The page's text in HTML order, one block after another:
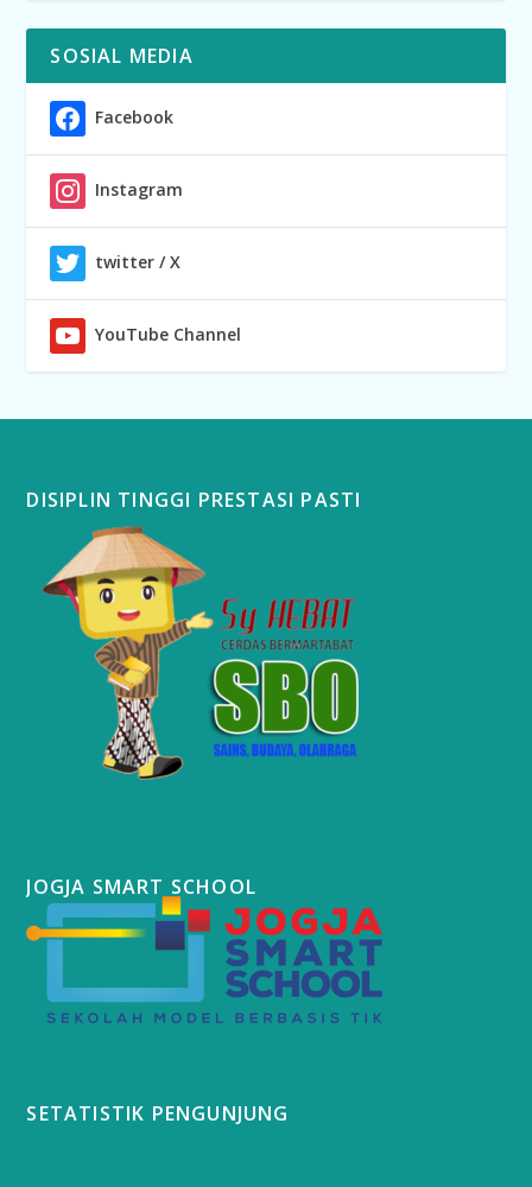
SOSIAL MEDIA
Facebook
Instagram
twitter / X
YouTube Channel
DISIPLIN TINGGI PRESTASI PASTI
JOGJA SMART SCHOOL
SETATISTIK PENGUNJUNG